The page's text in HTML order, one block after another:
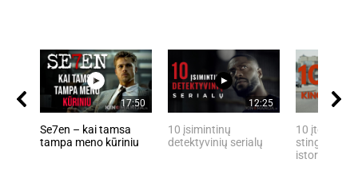
17:50
Se7en – kai tamsa
tampa meno kūriniu
12:25
10 įsimintinų
detektyvinių serialų
10 įtemptų,
stingdančių
istorijų